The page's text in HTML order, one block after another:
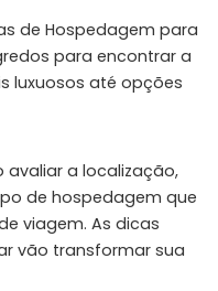
de Hospedagem para
para encontrar a
luxuosos até opções
avaliar a localização,
de hospedagem que
viagem. As dicas
vão transformar sua